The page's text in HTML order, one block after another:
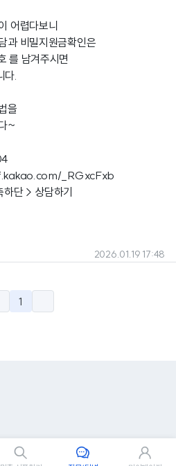
어렵다보니
과 비밀지원금확인은
를 남겨주시면
다.
을
~
_RGxcFxb
단 > 상담하기
2026.01.19 17:48
1